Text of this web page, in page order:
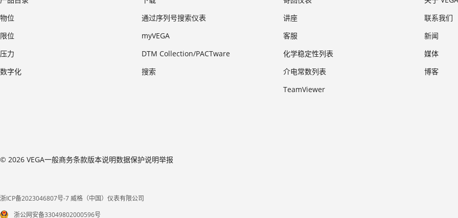
物位
限位
压力
数字化
通过序列号搜索仪表
myVEGA
DTM Collection/PACTware
搜索
讲座
客服
化学稳定性列表
介电常数列表
TeamViewer
联系我们
新闻
媒体
博客
© 2026 VEGA一般商务条款版本说明数据保护说明举报
浙ICP备2023046807号-7 威格（中国）仪表有限公司
浙公网安备33049802000596号